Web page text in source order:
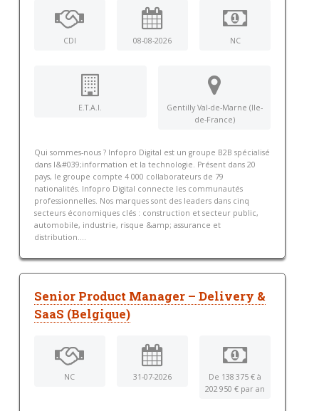
CDI 08-08-2026 NC
E.T.A.I.
Gentilly Val-de-Marne (Ile-
de-France)
Qui sommes-nous ? Infopro Digital est un groupe B2B spécialisé
dans l&#039;information et la technologie. Présent dans 20
pays, le groupe compte 4 000 collaborateurs de 79
nationalités. Infopro Digital connecte les communautés
professionnelles. Nos marques sont des leaders dans cinq
secteurs économiques clés : construction et secteur public,
automobile, industrie, risque &amp; assurance et
distribution....
Senior Product Manager – Delivery &
SaaS (Belgique)
NC 31-07-2026
De 138 375 € à
202 950 € par an